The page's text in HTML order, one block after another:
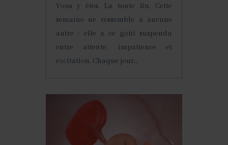
Vous y êtes. La toute fin. Cette
semaine ne ressemble à aucune
autre : elle a ce goût suspendu
entre attente, impatience et
excitation. Chaque jour...